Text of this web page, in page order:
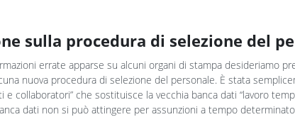
sulla procedura di selezione del
errate apparse su alcuni organi di stampa desideriamo
nuova procedura di selezione del personale. È stata
e collaboratori” che sostituisce la vecchia banca dati “lavoro
dati non si può attingere per assunzioni a tempo